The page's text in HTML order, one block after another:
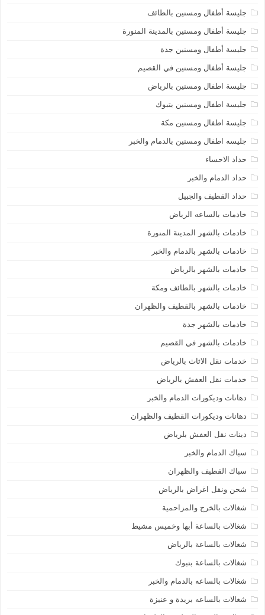
جليسة أطفال ومسنين بالطائف
جليسة أطفال ومسنين بالمدينة المنورة
جليسة أطفال ومسنين جدة
جليسة أطفال ومسنين في القصيم
جليسة اطفال ومسنين بالرياض
جليسة اطفال ومسنين بتبوك
جليسة اطفال ومسنين مكة
جليسه اطفال ومسنين بالدمام والخبر
حداد الاحساء
حداد الدمام والخبر
حداد القطيف والجبيل
خادمات بالساعه الرياض
خادمات بالشهر المدينة المنورة
خادمات بالشهر بالدمام والخبر
خادمات بالشهر بالرياض
خادمات بالشهر بالطائف ومكة
خادمات بالشهر بالقطيف والظهران
خادمات بالشهر جدة
خادمات بالشهر في القصيم
خدمات نقل الاثاث بالرياض
خدمات نقل العفش بالرياض
دهانات وديكورات الدمام والخبر
دهانات وديكورات القطيف والظهران
دينات نقل العفش بلرياض
سباك الدمام والخبر
سباك القطيف والظهران
شحن ونقل اغراض بالرياض
شغالات بالخرج والمزاحمية
شغالات بالساعة أبها وخميس مشيط
شغالات بالساعة بالرياض
شغالات بالساعة بتبوك
شغالات بالساعه بالدمام والخبر
شغالات بالساعه بريدة و عنيزة